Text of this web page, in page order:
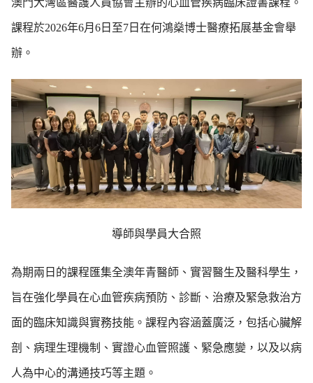
澳門大灣區醫護人員協會主辦的心血管疾病臨床證書課程。
課程於2026年6月6日至7日在何鴻燊博士醫療拓展基金會舉
辦。
導師與學員大合照
為期兩日的課程匯集全澳年青醫師、實習醫生及醫科學生，
旨在強化學員在心血管疾病預防、診斷、治療及緊急救治方
面的臨床知識與實務技能。課程內容涵蓋廣泛，包括心臟解
剖、病理生理機制、實證心血管照護、緊急應變，以及以病
人為中心的溝通技巧等主題。